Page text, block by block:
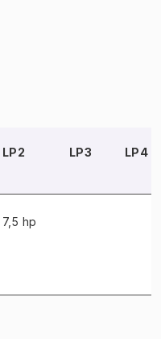
LP2 LP3 LP4
7,5 hp